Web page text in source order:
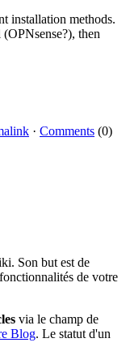
installation methods.
then
· Comments (0)
Son but est de
de votre
via le champ de
Blog. Le statut d'un